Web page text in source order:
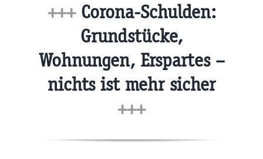
+++Corona-Schulden:
Grundstücke,
Wohnungen, Erspartes –
nichts ist mehr sicher
+++